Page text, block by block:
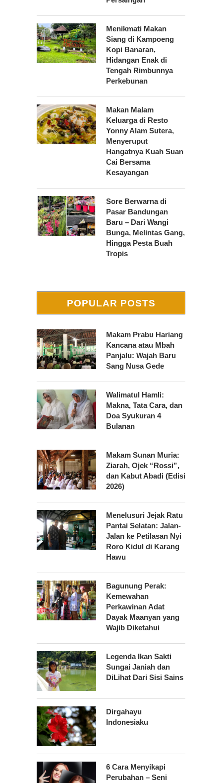
Menikmati Makan
Siang di Kampoeng
Kopi Banaran,
Hidangan Enak di
Tengah Rimbunnya
Perkebunan
Makan Malam
Keluarga di Resto
Yonny Alam Sutera,
Menyeruput
Hangatnya Kuah Suan
Cai Bersama
Kesayangan
Sore Berwarna di
Pasar Bandungan
Baru – Dari Wangi
Bunga, Melintas Gang,
Hingga Pesta Buah
Tropis
POPULAR POSTS
Makam Prabu Hariang
Kancana atau Mbah
Panjalu: Wajah Baru
Sang Nusa Gede
Walimatul Hamli:
Makna, Tata Cara, dan
Doa Syukuran 4
Bulanan
Makam Sunan Muria:
Ziarah, Ojek “Rossi”,
dan Kabut Abadi (Edisi
2026)
Menelusuri Jejak Ratu
Pantai Selatan: Jalan-
Jalan ke Petilasan Nyi
Roro Kidul di Karang
Hawu
Bagunung Perak:
Kemewahan
Perkawinan Adat
Dayak Maanyan yang
Wajib Diketahui
Legenda Ikan Sakti
Sungai Janiah dan
DiLihat Dari Sisi Sains
Dirgahayu
Indonesiaku
6 Cara Menyikapi
Perubahan – Seni